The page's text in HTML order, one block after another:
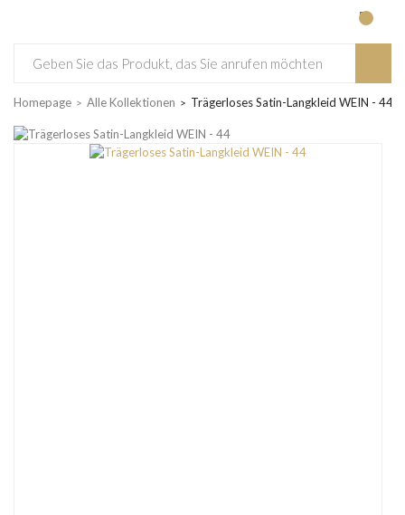
Homepage Alle Kollektionen Trägerloses Satin-Langkleid WEIN - 44